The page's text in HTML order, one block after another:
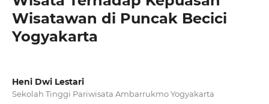
Wisatawan di Puncak Becici
Yogyakarta
Heni Dwi Lestari
Sekolah Tinggi Pariwisata Ambarrukmo Yogyakarta